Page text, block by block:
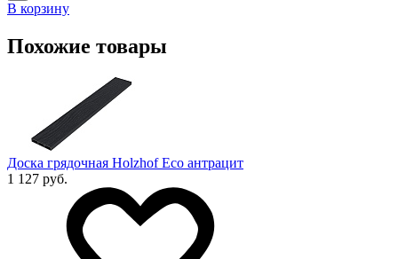
В корзину
Похожие товары
Доска грядочная Holzhof Eco антрацит
1 127 руб.